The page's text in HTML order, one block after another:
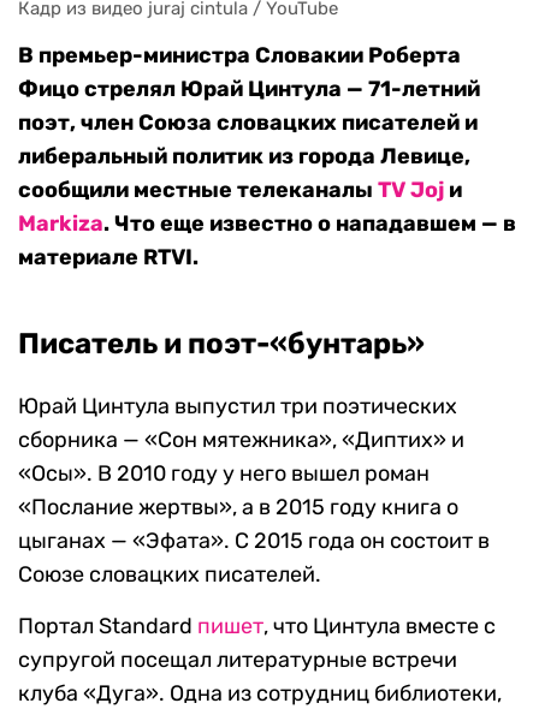
Кадр из видео juraj cintula / YouTube
В премьер-министра Словакии Роберта
Фицо стрелял Юрай Цинтула — 71-летний
поэт, член Союза словацких писателей и
либеральный политик из города Левице,
сообщили местные телеканалы TV Joj и
Markiza. Что еще известно о нападавшем — в
материале RTVI.
Писатель и поэт-«бунтарь»
Юрай Цинтула выпустил три поэтических
сборника — «Сон мятежника», «Диптих» и
«Осы». В 2010 году у него вышел роман
«Послание жертвы», а в 2015 году книга о
цыганах — «Эфата». С 2015 года он состоит в
Союзе словацких писателей.
Портал Standard пишет, что Цинтула вместе с
супругой посещал литературные встречи
клуба «Дуга». Одна из сотрудниц библиотеки,